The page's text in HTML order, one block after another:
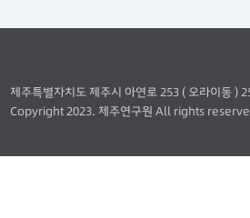
제주특별자치도 제주시 아연로 253 ( 오라이동
Copyright 2023. 제주연구원 All rights